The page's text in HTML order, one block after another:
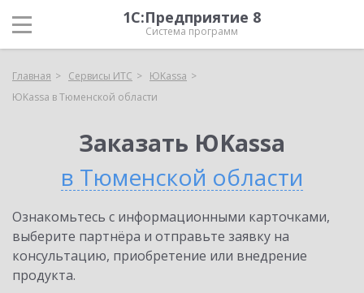
1С:Предприятие 8
Система программ
Главная Сервисы ИТС
ЮKassa
ЮKassa в Тюменской области
Заказать ЮKassa
в Тюменской области
Ознакомьтесь с информационными карточками,
выберите партнёра и отправьте заявку на
консультацию, приобретение или внедрение
продукта.